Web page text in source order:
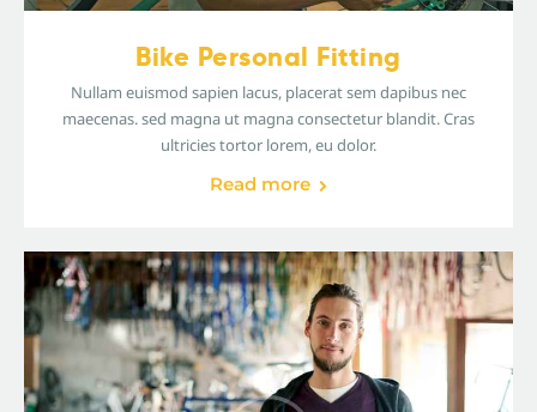
Bike Personal Fitting
Nullam euismod sapien lacus, placerat sem dapibus nec
maecenas. sed magna ut magna consectetur blandit. Cras
ultricies tortor lorem, eu dolor.
Read more